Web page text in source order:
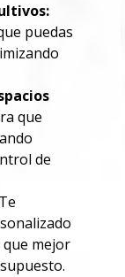
puedas
que
de
Te
que mejor